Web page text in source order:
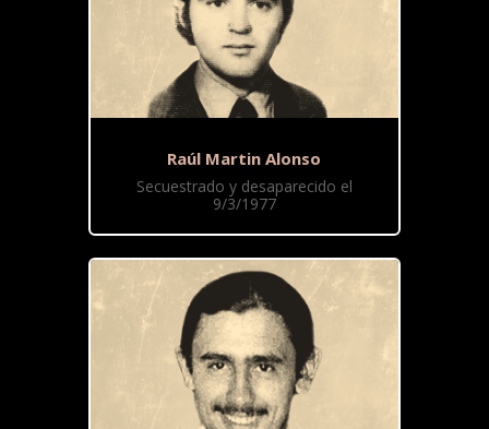
Raúl Martin Alonso
Secuestrado y desaparecido el
9/3/1977